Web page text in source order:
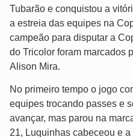
Tubarão e conquistou a
a estreia das equipes na
campeão para disputar a
do Tricolor foram marcados
Alison Mira.
No primeiro tempo o jogo
equipes trocando passes e
avançar, mas parou na
21, Luquinhas cabeceou e